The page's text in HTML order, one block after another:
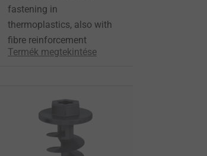
fastening in
thermoplastics, also with
fibre reinforcement
Termék megtekintése